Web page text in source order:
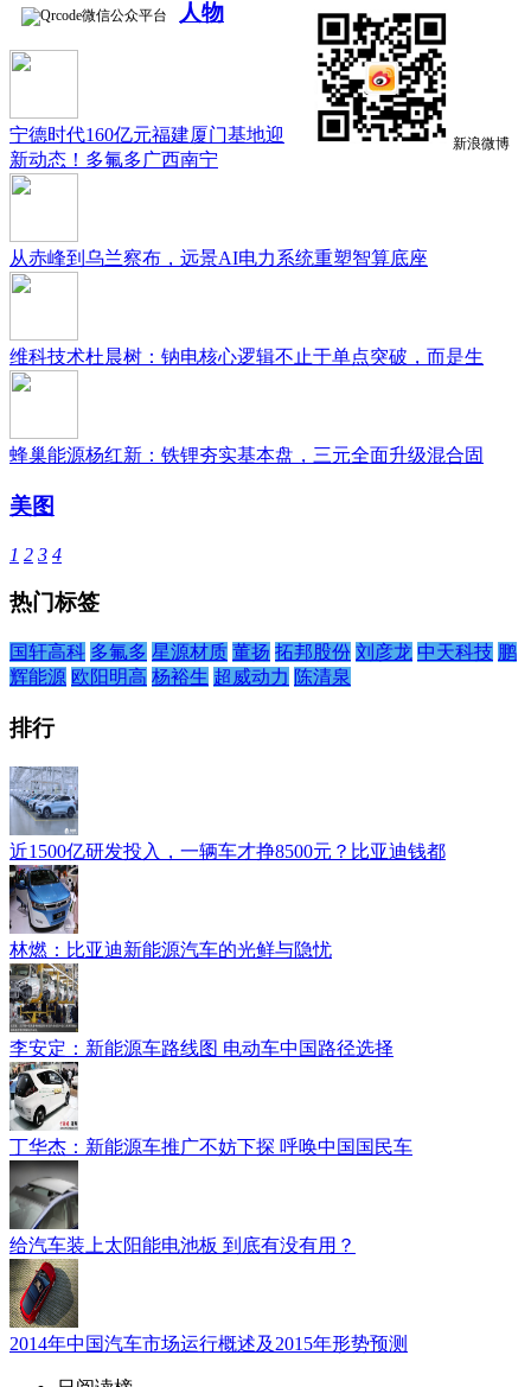
微信公众平台
新浪微博
人物
宁德时代160亿元福建厦门基地迎
新动态！多氟多广西南宁
从赤峰到乌兰察布，远景AI电力系统重塑智算底座
维科技术杜晨树：钠电核心逻辑不止于单点突破，而是生
蜂巢能源杨红新：铁锂夯实基本盘，三元全面升级混合固
美图
1 2 3 4
热门标签
国轩高科 多氟多 星源材质 董扬 拓邦股份 刘彦龙 中天科技 鹏
辉能源 欧阳明高 杨裕生 超威动力 陈清泉
排行
近1500亿研发投入，一辆车才挣8500元？比亚迪钱都
林燃：比亚迪新能源汽车的光鲜与隐忧
李安定：新能源车路线图 电动车中国路径选择
丁华杰：新能源车推广不妨下探 呼唤中国国民车
给汽车装上太阳能电池板 到底有没有用？
2014年中国汽车市场运行概述及2015年形势预测